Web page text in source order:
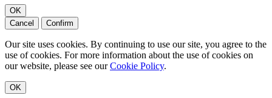
OK
Cancel
Confirm
Our site uses cookies. By continuing to use our site, you agree to the
use of cookies. For more information about the use of cookies on
our website, please see ourCookie Policy.
OK